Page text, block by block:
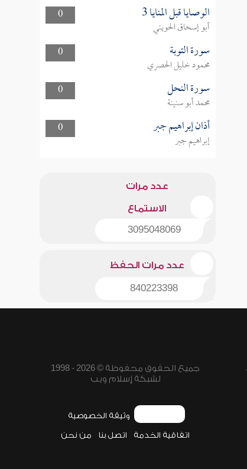
0
الوصايا قبل المنايا 3
أبو إسحاق الحويني
0
سورة التوبة
محمود خليل الحصري
0
سورة النحل
محمد أبو سنينة
0
أذان إبراهيم جبر
إبراهيم جبر
عدد مرات
الاستماع
3095048069
عدد مرات الحفظ
840223398
جميع الحقوق محفوظة © 2026 - 1998
لشبكة إسلام ويب
وثيقة الخصوصية
اتفاقية الخدمة اتصل بنا من نحن